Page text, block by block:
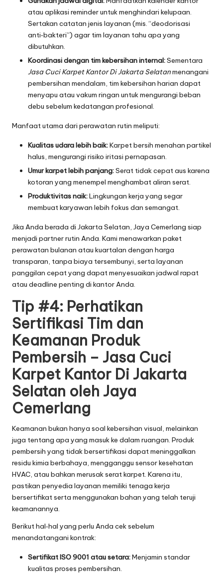
atau aplikasi reminder untuk menghindari kelupaan.
Sertakan catatan jenis layanan (mis. “deodorisasi
anti‑bakteri”) agar tim layanan tahu apa yang
dibutuhkan.
Koordinasi dengan tim kebersihan internal:Sementara
Jasa Cuci Karpet Kantor Di Jakarta Selatanmenangani
pembersihan mendalam, tim kebersihan harian dapat
menyapu atau vakum ringan untuk mengurangi beban
debu sebelum kedatangan profesional.
Manfaat utama dari perawatan rutin meliputi:
Kualitas udara lebih baik:Karpet bersih menahan partikel
halus, mengurangi risiko iritasi pernapasan.
Umur karpet lebih panjang:Serat tidak cepat aus karena
kotoran yang menempel menghambat aliran serat.
Produktivitas naik:Lingkungan kerja yang segar
membuat karyawan lebih fokus dan semangat.
Jika Anda berada di Jakarta Selatan, Jaya Cemerlang siap
menjadi partner rutin Anda. Kami menawarkan paket
perawatan bulanan atau kuartalan dengan harga
transparan, tanpa biaya tersembunyi, serta layanan
panggilan cepat yang dapat menyesuaikan jadwal rapat
atau deadline penting di kantor Anda.
Tip #4: Perhatikan
Sertifikasi Tim dan
Keamanan Produk
Pembersih – Jasa Cuci
Karpet Kantor Di Jakarta
Selatan oleh Jaya
Cemerlang
Keamanan bukan hanya soal kebersihan visual, melainkan
juga tentang apa yang masuk ke dalam ruangan. Produk
pembersih yang tidak bersertifikasi dapat meninggalkan
residu kimia berbahaya, mengganggu sensor kesehatan
HVAC, atau bahkan merusak serat karpet. Karena itu,
pastikan penyedia layanan memiliki tenaga kerja
bersertifikat serta menggunakan bahan yang telah teruji
keamanannya.
Berikut hal‑hal yang perlu Anda cek sebelum
menandatangani kontrak:
Sertifikat ISO 9001 atau setara:Menjamin standar
kualitas proses pembersihan.